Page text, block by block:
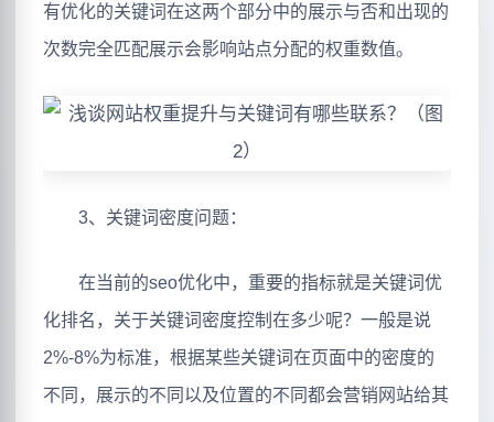
有优化的关键词在这两个部分中的展示与否和出现的
次数完全匹配展示会影响站点分配的权重数值。
3、关键词密度问题：
在当前的seo优化中，重要的指标就是关键词优
化排名，关于关键词密度控制在多少呢？一般是说
2%-8%为标准，根据某些关键词在页面中的密度的
不同，展示的不同以及位置的不同都会营销网站给其